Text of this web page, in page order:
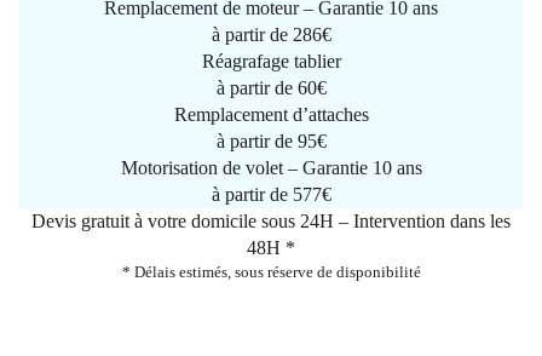
Remplacement de moteur – Garantie 10 ans
à partir de 286€
Réagrafage tablier
à partir de 60€
Remplacement d’attaches
à partir de 95€
Motorisation de volet – Garantie 10 ans
à partir de 577€
Devis gratuit à votre domicile sous 24H – Intervention dans les
48H *
* Délais estimés, sous réserve de disponibilité